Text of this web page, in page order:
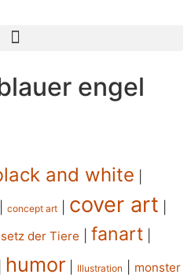
engel
and white
concept art cover art
der Tiere fanart
humor Illustration monster